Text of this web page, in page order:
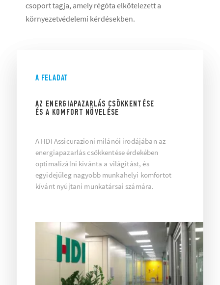
csoport tagja, amely régóta elkötelezett a
környezetvédelemi kérdésekben.
A FELADAT
AZ ENERGIAPAZARLÁS CSÖKKENTÉSE
ÉS A KOMFORT NÖVELÉSE
A HDI Assicurazioni milánói irodájában az
energiapazarlás csökkentése érdekében
optimalizálni kívánta a világítást, és
egyidejűleg nagyobb munkahelyi komfortot
kívánt nyújtani munkatársai számára.